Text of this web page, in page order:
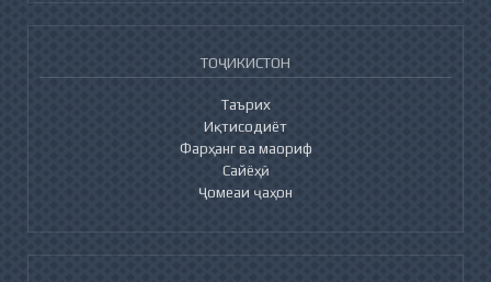
ТОҶИКИСТОН
Таърих
Иқтисодиёт
Фарҳанг ва маориф
Сайёҳӣ
Ҷомеаи ҷаҳон